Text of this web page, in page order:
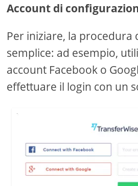
Account di
Per iniziare, la procedura
semplice: ad esempio,
account Facebook o
effettuare il login con un